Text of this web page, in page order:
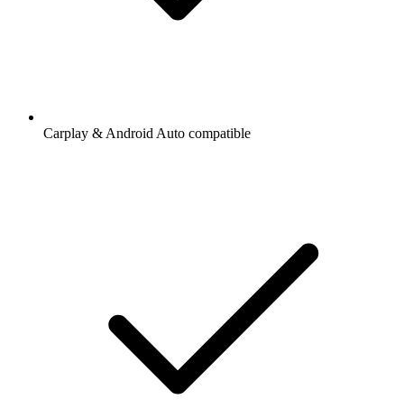
Carplay & Android Auto compatible